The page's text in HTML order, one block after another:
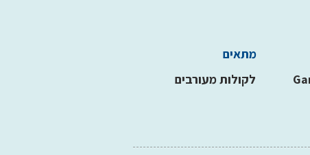
מתאים
לקולות מעורבים